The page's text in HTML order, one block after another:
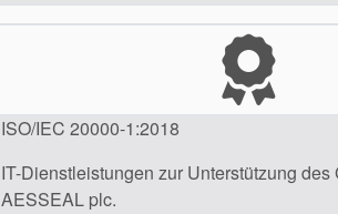
ISO/IEC 20000-1:2018
IT-Dienstleistungen zur Unterstützung des
AESSEAL plc.